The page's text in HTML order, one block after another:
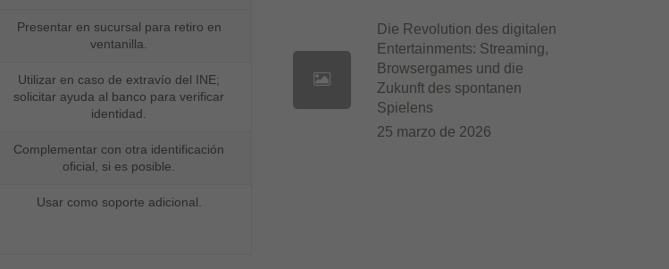
Presentar en sucursal para retiro en
ventanilla.
Utilizar en caso de extravío del INE;
solicitar ayuda al banco para verificar
identidad.
Complementar con otra identificación
oficial, si es posible.
Usar como soporte adicional.
Die Revolution des digitalen
Entertainments: Streaming,
Browsergames und die
Zukunft des spontanen
Spielens
25 marzo de 2026